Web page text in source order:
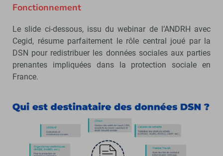
Fonctionnement
Le slide ci-dessous, issu du webinar de l’ANDRH avec
Cegid, résume parfaitement le rôle central joué par la
DSN pour redistribuer les données sociales aux parties
prenantes impliquées dans la protection sociale en
France.